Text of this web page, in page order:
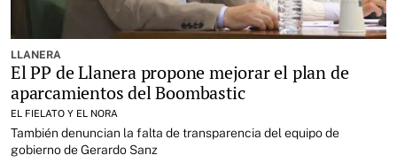
LLANERA
El PP de Llanera propone mejorar el plan de
aparcamientos del Boombastic
EL FIELATO Y EL NORA
También denuncian la falta de transparencia del equipo de
gobierno de Gerardo Sanz